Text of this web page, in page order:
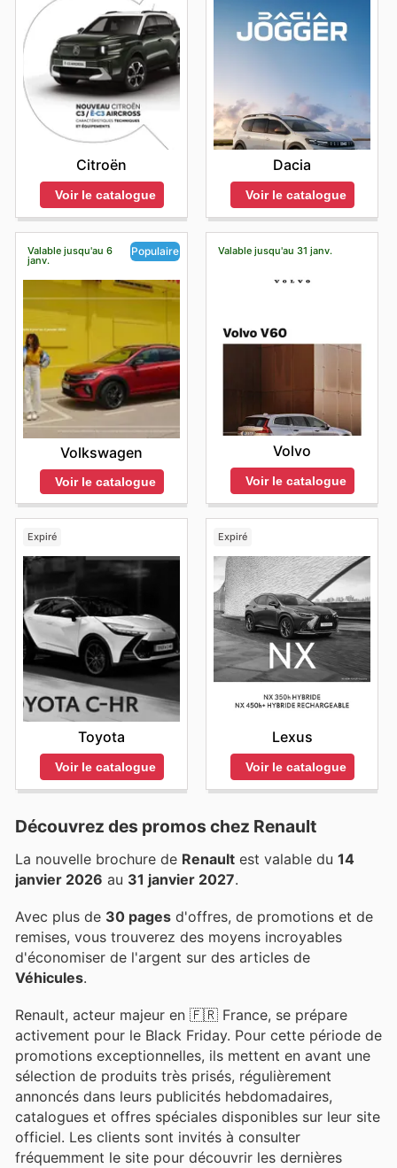
Citroën
Voir le catalogue
Dacia
Voir le catalogue
Valable jusqu'au 6
janv.
Populaire
Volkswagen
Voir le catalogue
Valable jusqu'au 31 janv.
Volvo
Voir le catalogue
Expiré
Toyota
Voir le catalogue
Expiré
Lexus
Voir le catalogue
Découvrez des promos chez Renault
La nouvelle brochure de Renault est valable du 14
janvier 2026 au 31 janvier 2027.
Avec plus de 30 pages d'offres, de promotions et de
remises, vous trouverez des moyens incroyables
d'économiser de l'argent sur des articles de
Véhicules.
Renault, acteur majeur en 🇫🇷 France, se prépare
activement pour le Black Friday. Pour cette période de
promotions exceptionnelles, ils mettent en avant une
sélection de produits très prisés, régulièrement
annoncés dans leurs publicités hebdomadaires,
catalogues et offres spéciales disponibles sur leur site
officiel. Les clients sont invités à consulter
fréquemment le site pour découvrir les dernières